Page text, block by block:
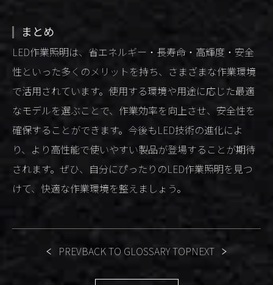
まとめ
LED作業照明は、省エネルギー・長寿命・高輝度・安全
性といった多くのメリットを持ち、さまざまな作業環境
で活用されています。使用する環境や用途に応じた最適
なモデルを選ぶことで、作業効率を向上させ、安全性を
確保することができます。今後もLED技術の進化によ
り、より高性能で使いやすい製品が登場することが期待
されます。ぜひ、自分にぴったりのLED作業照明を見つ
けて、快適な作業環境を整えましょう。
PREVBACK TO GLOSSARY TOPNEXT